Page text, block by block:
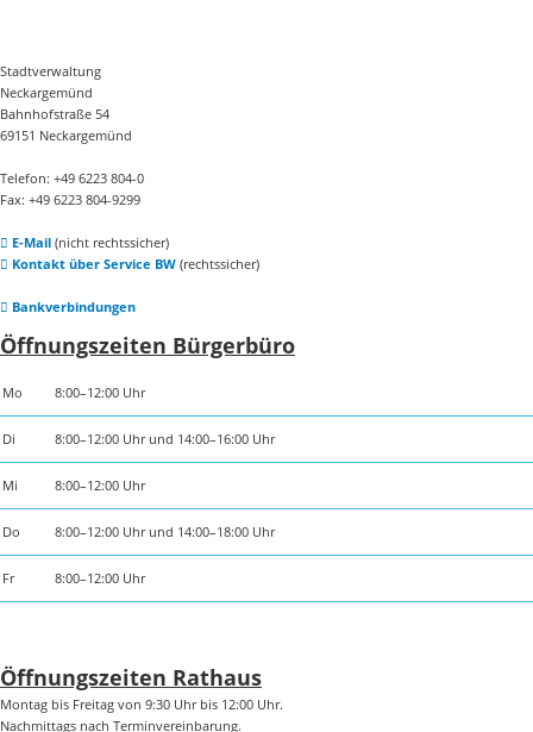
Stadtverwaltung
Neckargemünd
Bahnhofstraße 54
69151 Neckargemünd
Telefon: +49 6223 804-0
Fax: +49 6223 804-9299
E-Mail(nicht rechtssicher)
Kontakt über Service BW(rechtssicher)
Bankverbindungen
Öffnungszeiten Bürgerbüro
Mo 8:00–12:00 Uhr
Di 8:00–12:00 Uhr und 14:00–16:00 Uhr
Mi 8:00–12:00 Uhr
Do 8:00–12:00 Uhr und 14:00–18:00 Uhr
Fr 8:00–12:00 Uhr
Öffnungszeiten Rathaus
Montag bis Freitag von 9:30 Uhr bis 12:00 Uhr.
Nachmittags nach Terminvereinbarung.